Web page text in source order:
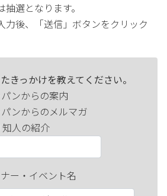
選となります。
力後、「送信」ボタンをクリック
きっかけを教えてください。
ンからの案内
ンからのメルマガ
知人の紹介
ー・イベント名